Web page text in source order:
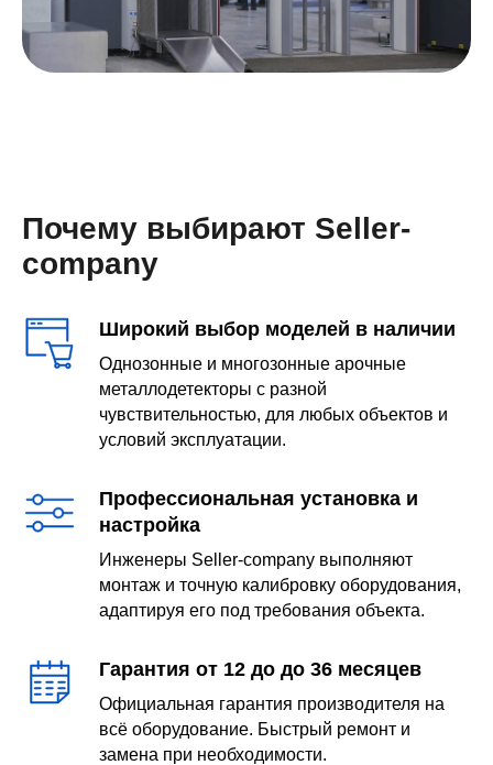
Почему выбирают Seller-
company
Широкий выбор моделей в наличии
Однозонные и многозонные арочные
металлодетекторы с разной
чувствительностью, для любых объектов и
условий эксплуатации.
Профессиональная установка и
настройка
Инженеры Seller-company выполняют
монтаж и точную калибровку оборудования,
адаптируя его под требования объекта.
Гарантия от 12 до до 36 месяцев
Официальная гарантия производителя на
всё оборудование. Быстрый ремонт и
замена при необходимости.